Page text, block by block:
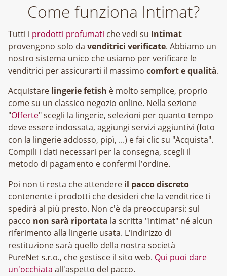
Come funziona Intimat?
Tutti i prodotti profumati che vedi su Intimat
provengono solo da venditrici verificate. Abbiamo un
nostro sistema unico che usiamo per verificare le
venditrici per assicurarti il massimo comfort e qualità.
Acquistare lingerie fetish è molto semplice, proprio
come su un classico negozio online. Nella sezione
"Offerte" scegli la lingerie, selezioni per quanto tempo
deve essere indossata, aggiungi servizi aggiuntivi (foto
con la lingerie addosso, pipì, ...) e fai clic su "Acquista".
Compili i dati necessari per la consegna, scegli il
metodo di pagamento e confermi l'ordine.
Poi non ti resta che attendere il pacco discreto
contenente i prodotti che desideri che la venditrice ti
spedirà al più presto. Non c'è da preoccuparsi: sul
pacco non sarà riportata la scritta "Intimat" né alcun
riferimento alla lingerie usata. L'indirizzo di
restituzione sarà quello della nostra società
, che gestisce il sito web. Qui puoi dare
un'occhiata all'aspetto del pacco.